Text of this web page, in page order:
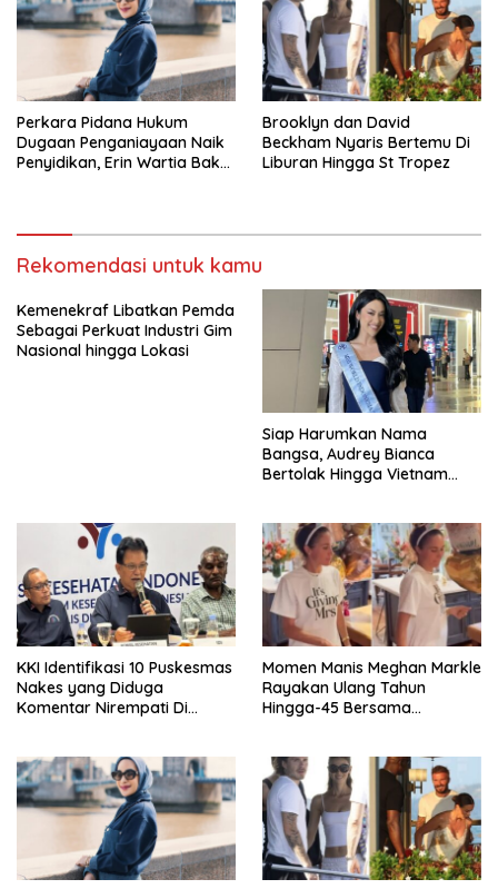
Perkara Pidana Hukum
Dugaan Penganiayaan Naik
Penyidikan, Erin Wartia Bakal
Brooklyn dan David
Beckham Nyaris Bertemu Di
Liburan Hingga St Tropez
Rekomendasi untuk kamu
Kemenekraf Libatkan Pemda
Sebagai Perkuat Industri Gim
Nasional hingga Lokasi
Siap Harumkan Nama
Bangsa, Audrey Bianca
Bertolak Hingga Vietnam
KKI Identifikasi 10 Puskesmas
Nakes yang Diduga
Komentar Nirempati Di
Momen Manis Meghan Markle
Rayakan Ulang Tahun
Hingga-45 Bersama